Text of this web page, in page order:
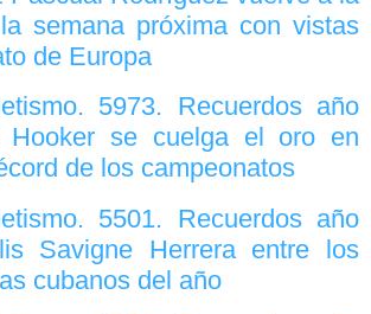
semana próxima con vistas
de Europa
5973. Recuerdos año
Hooker se cuelga el oro en
de los campeonatos
5501. Recuerdos año
Savigne Herrera entre los
cubanos del año